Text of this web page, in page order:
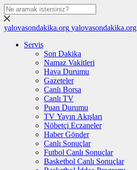
yalovasondakika.org yalovasondakika.org
Servis
Son Dakika
Namaz Vakitleri
Hava Durumu
Gazeteler
Canlı Borsa
Canlı TV
Puan Durumu
TV Yayın Akışları
Nöbetçi Eczaneler
Haber Gönder
Canlı Sonuçlar
Futbol Canlı Sonuçlar
Basketbol Canlı Sonuçlar